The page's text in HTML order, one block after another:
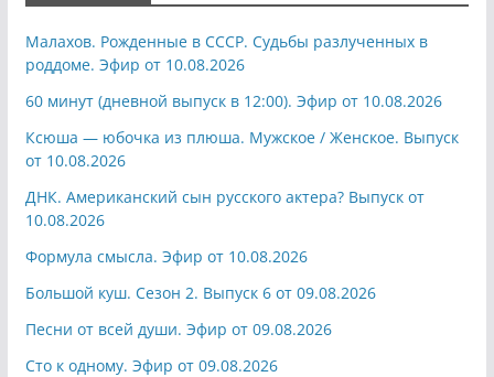
Малахов. Рожденные в СССР. Судьбы разлученных в
роддоме. Эфир от 10.08.2026
60 минут (дневной выпуск в 12:00). Эфир от 10.08.2026
Ксюша — юбочка из плюша. Мужское / Женское. Выпуск
от 10.08.2026
ДНК. Американский сын русского актера? Выпуск от
10.08.2026
Формула смысла. Эфир от 10.08.2026
Большой куш. Сезон 2. Выпуск 6 от 09.08.2026
Песни от всей души. Эфир от 09.08.2026
Сто к одному. Эфир от 09.08.2026